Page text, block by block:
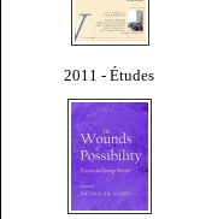
2011 - Études